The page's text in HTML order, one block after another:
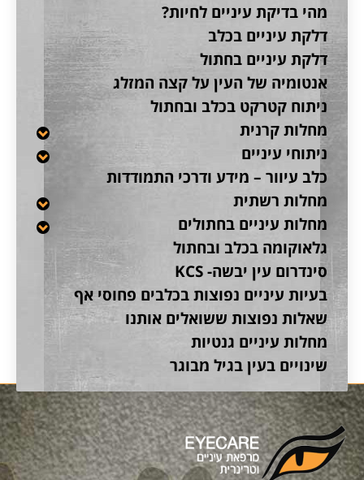
מהי בדיקת עיניים לחיות?
דלקת עיניים בכלב
דלקת עיניים בחתול
אנטומיה של העין על קצה המזלג
ניתוח קטרקט בכלב ובחתול
מחלות קרנית
ניתוחי עיניים
כלב עיוור – מידע ודרכי התמודדות
מחלות רשתית
מחלות עיניים בחתולים
גלאוקומה בכלב ובחתול
סינדרום עין יבשה- KCS
בעיות עיניים נפוצות בכלבים פחוסי אף
שאלות נפוצות ששואלים אותנו
מחלות עיניים גנטיות
שינויים בעין בגיל מבוגר